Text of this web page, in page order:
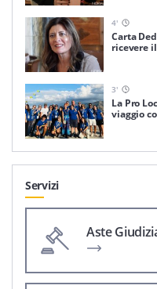
4'
Carta
ricevere
3'
La Pro
viaggio
Servizi
Aste